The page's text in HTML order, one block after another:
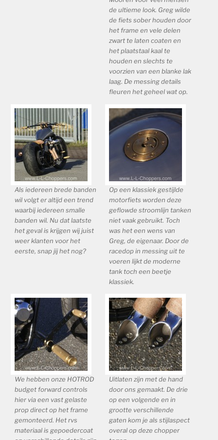
de ultieme look. Greg wilde
de fiets sober houden door
het frame en vele delen
zwart te laten coaten en
het plaatstaal kaal te
houden en slechts te
voorzien van een blanke lak
laag. De messing details
fleuren het geheel wat op.
Als iedereen brede banden
wil volgt er altijd een trend
waarbij iedereen smalle
banden wil. Nu dat laatste
het geval is krijgen wij juist
weer klanten voor het
eerste, snap jij het nog?
Op een klassiek gestijlde
motorfiets worden deze
geflowde stroomlijn tanken
niet vaak gebruikt. Toch
was het een wens van
Greg, de eigenaar. Door de
racedop in messing uit te
voeren lijkt de moderne
tank toch een beetje
klassiek.
We hebben onze HOTROD
budget forward controls
hier via een vast gelaste
prop direct op het frame
gemonteerd. Het rvs
materiaal is gepoedercoat
Uitlaten zijn met de hand
door ons gemaakt. De drie
op een volgende en in
grootte verschillende
gaten kom je als stijlaspect
overal op deze chopper